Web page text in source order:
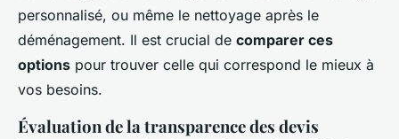
personnalisé, ou même le nettoyage après le
déménagement. Il est crucial de comparer ces
options pour trouver celle qui correspond le mieux à
vos besoins.
Évaluation de la transparence des devis